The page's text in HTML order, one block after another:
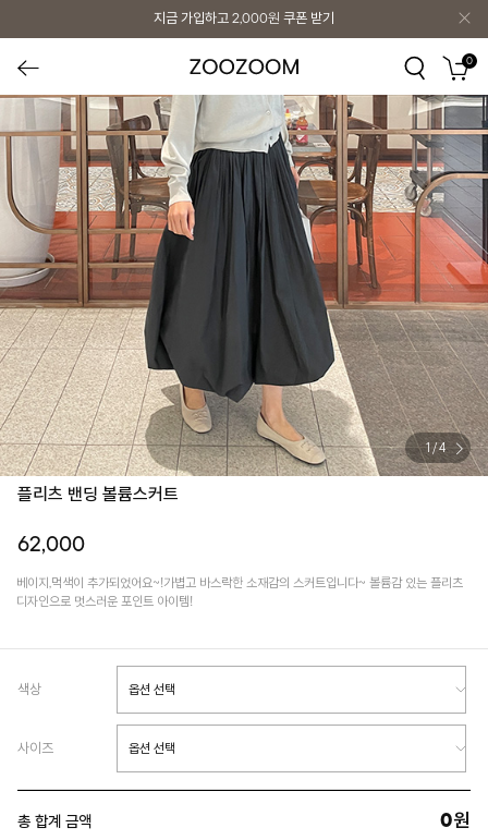
지금 가입하고 2,000원 쿠폰 받기
0
1 / 4
플리츠 밴딩 볼륨스커트
62,000
베이지,먹색이 추가되었어요~!가볍고 바스락한 소재감의 스커트입니다~ 볼륨감 있는 플리츠
디자인으로 멋스러운 포인트 아이템!
색상
사이즈
총 합계 금액 0원